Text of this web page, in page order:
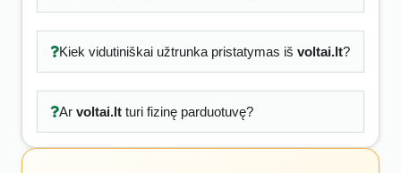
Kiek vidutiniškai užtrunka pristatymas iš voltai.lt?
Ar voltai.ltturi fizinę parduotuvę?